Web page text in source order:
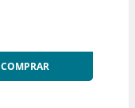
COMPRAR